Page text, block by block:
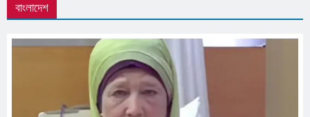
ইসলাম মানুষের স্বভাবজাত ধর্ম
অন্যান্য ধর্ম
পিবিআই প্রধান হলেন সিলেটের তওফিক
মাহবুব
বাংলাদেশ